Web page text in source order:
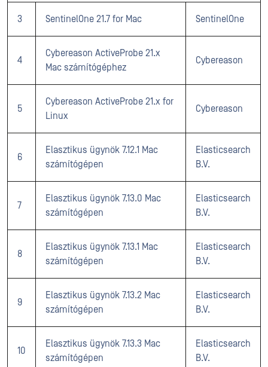
3 SentinelOne 21.7 for Mac SentinelOne
4
Cybereason ActiveProbe 21.x
Mac számítógéphez
Cybereason
5
Cybereason ActiveProbe 21.x for
Linux
Cybereason
6
Elasztikus ügynök 7.12.1 Mac
számítógépen
Elasticsearch
B.V.
7
Elasztikus ügynök 7.13.0 Mac
számítógépen
Elasticsearch
B.V.
8
Elasztikus ügynök 7.13.1 Mac
számítógépen
Elasticsearch
B.V.
9
Elasztikus ügynök 7.13.2 Mac
számítógépen
Elasticsearch
B.V.
10
Elasztikus ügynök 7.13.3 Mac
számítógépen
Elasticsearch
B.V.